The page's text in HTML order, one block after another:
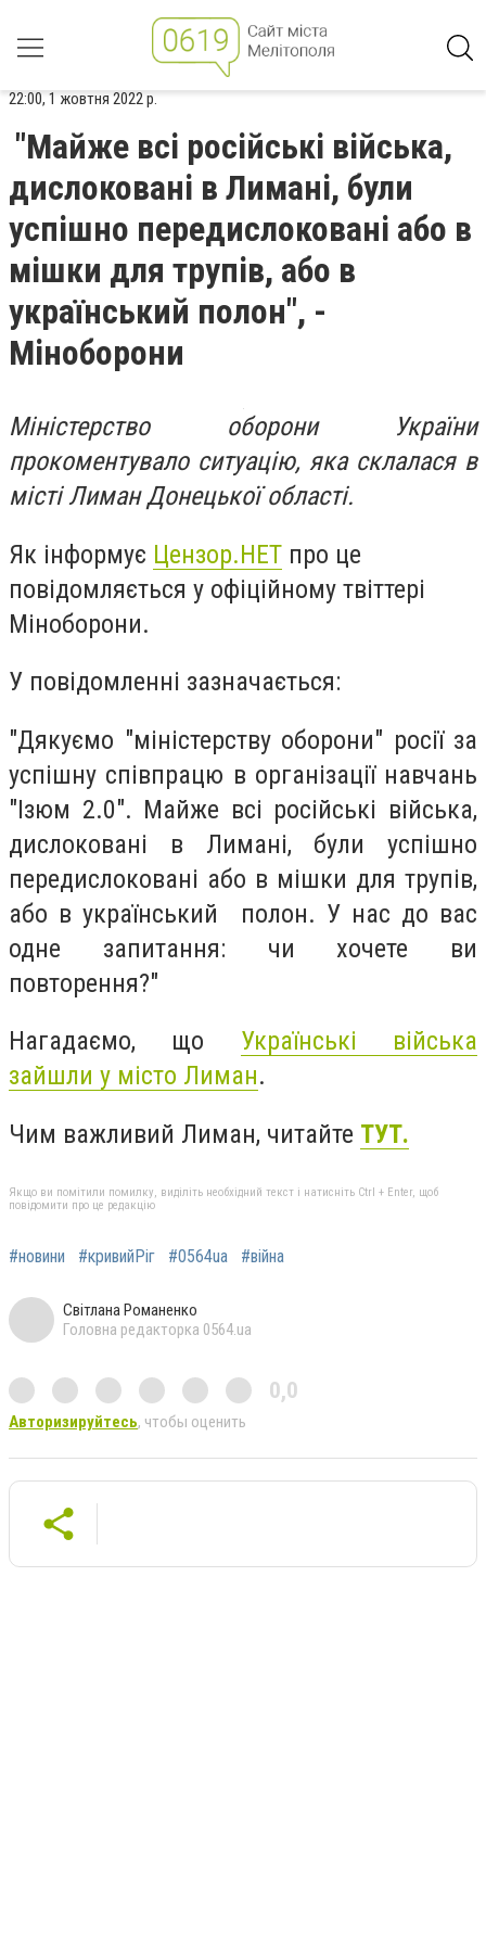
22:00, 1 жовтня 2022 р.
"Майже всі російські війська,
дислоковані в Лимані, були
успішно передислоковані або в
мішки для трупів, або в
український полон", -
Міноборони
Міністерство оборони України
прокоментувало ситуацію, яка склалася в
місті Лиман Донецької області.
Як інформує Цензор.НЕТ про це
повідомляється у офіційному твіттері
Міноборони.
У повідомленні зазначається:
"Дякуємо "міністерству оборони" росії за
успішну співпрацю в організації навчань
"Ізюм 2.0". Майже всі російські війська,
дислоковані в Лимані, були успішно
передислоковані або в мішки для трупів,
або в український полон. У нас до вас
одне запитання: чи хочете ви
повторення?"
Нагадаємо, що Українські війська
зайшли у місто Лиман.
Чим важливий Лиман, читайте ТУТ.
Якщо ви помітили помилку, виділіть необхідний текст і натисніть Ctrl + Enter, щоб
повідомити про це редакцію
#новини #кривийРіг #0564ua #війна
Світлана Романенко
Головна редакторка 0564.ua
0,0
Авторизируйтесь, чтобы оценить